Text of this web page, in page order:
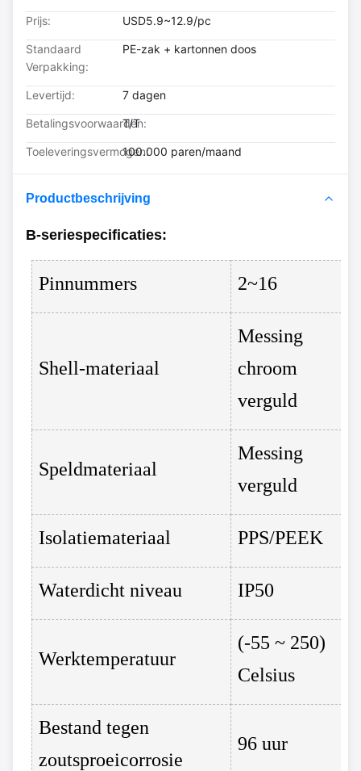
Prijs: USD5.9~12.9/pc
Standaard
Verpakking:
PE-zak + kartonnen doos
Levertijd: 7 dagen
Betalingsvoorwaarden:
T/T
Toeleveringsvermogen:100.000 paren/maand
Productbeschrijving
B-seriespecificaties:
Pinnummers 2~16
Shell-materiaal
Messing
chroom
verguld
Speldmateriaal
Messing
verguld
Isolatiemateriaal PPS/PEEK
Waterdicht niveau IP50
Werktemperatuur
(-55 ~ 250)
Celsius
Bestand tegen
zoutsproeicorrosie
96 uur